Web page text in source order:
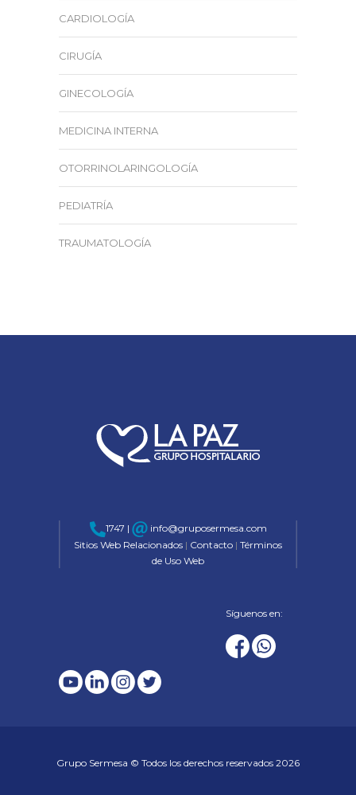
CARDIOLOGÍA
CIRUGÍA
GINECOLOGÍA
MEDICINA INTERNA
OTORRINOLARINGOLOGÍA
PEDIATRÍA
TRAUMATOLOGÍA
1747 |
info@gruposermesa.com
Sitios Web Relacionados | Contacto | Términos
de Uso Web
Síguenos en:
Grupo Sermesa © Todos los derechos reservados 2026